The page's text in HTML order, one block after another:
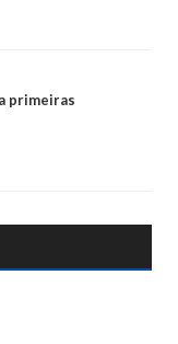
primeiras